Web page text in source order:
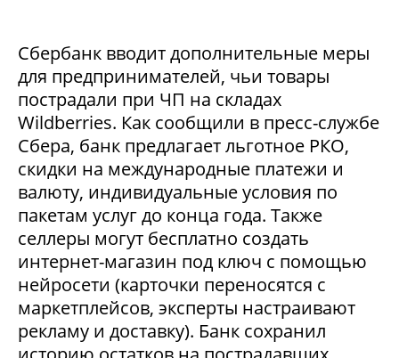
Сбербанк вводит дополнительные меры
для предпринимателей, чьи товары
пострадали при ЧП на складах
Wildberries. Как сообщили в пресс-службе
Сбера, банк предлагает льготное РКО,
скидки на международные платежи и
валюту, индивидуальные условия по
пакетам услуг до конца года. Также
селлеры могут бесплатно создать
интернет-магазин под ключ с помощью
нейросети (карточки переносятся с
маркетплейсов, эксперты настраивают
рекламу и доставку). Банк сохранил